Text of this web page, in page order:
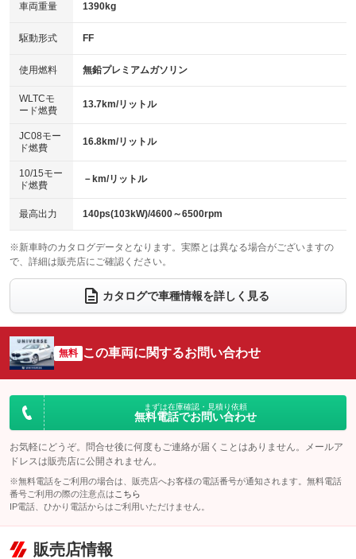
アイドリングストップ
：装備あり
USB入力端子
：装備あり
100V電源
：装備なし
センターデフロック
：装備なし
電動格納ミラー
：装備あり
キーレス
HID(キセノンライト)
：装備なし
バックカメラ
：装備あり
エアロ
：装備なし
：装備なし
パワーシート
ベンチシート
：装備なし
チップアップシート
：装備なし オットマン
：装備なし
：装備なし ：装備あり
ウォークスルー
：装備なし
電動リアゲート フロントカメラ
：装備なし
：装備なし ：装備なし
サイドカメラ
：装備なし ルーフレール
：装備なし
：装備なし
：装備なし
車両重量 1390kg
駆動形式 FF
使用燃料 無鉛プレミアムガソリン
WLTCモ
ード燃費
13.7km/リットル
JC08モー
ド燃費
16.8km/リットル
10/15モー
ド燃費
－km/リットル
最高出力 140ps(103kW)/4600～6500rpm
※新車時のカタログデータとなります。実際とは異なる場合がございますの
で、詳細は販売店にご確認ください。
カタログで車種情報を詳しく見る
無料 この車両に関するお問い合わせ
まずは在庫確認・見積り依頼
無料電話でお問い合わせ
お気軽にどうぞ。問合せ後に何度もご連絡が届くことはありません。メールア
ドレスは販売店に公開されません。
※無料電話をご利用の場合は、販売店へお客様の電話番号が通知されます。無料電話
番号ご利用の際の注意点は こちら
IP電話、ひかり電話からはご利用いただけません。
販売店情報